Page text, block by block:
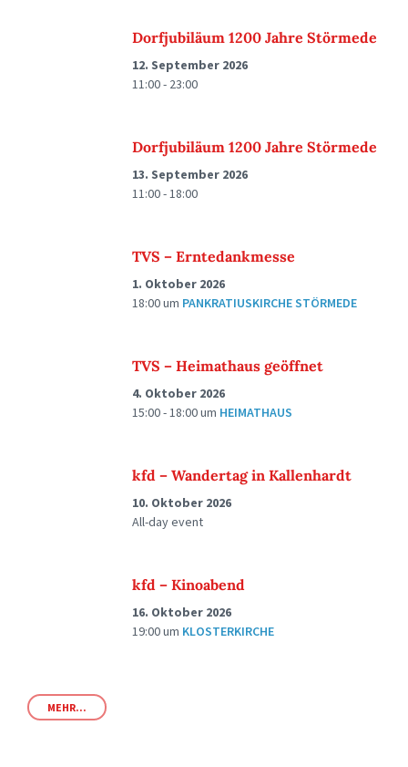
Dorfjubiläum 1200 Jahre Störmede
12. September 2026
11:00 - 23:00
Dorfjubiläum 1200 Jahre Störmede
13. September 2026
11:00 - 18:00
TVS – Erntedankmesse
1. Oktober 2026
18:00um PANKRATIUSKIRCHE STÖRMEDE
TVS – Heimathaus geöffnet
4. Oktober 2026
15:00 - 18:00um HEIMATHAUS
kfd – Wandertag in Kallenhardt
10. Oktober 2026
All-day event
kfd – Kinoabend
16. Oktober 2026
19:00um KLOSTERKIRCHE
MEHR...